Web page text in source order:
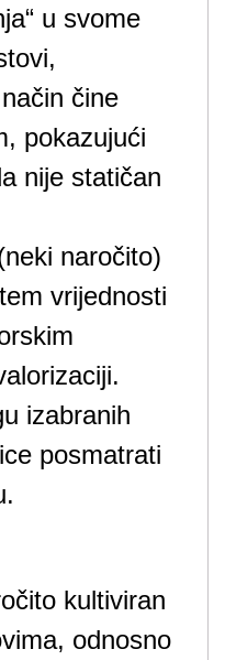
u svome
čine
pokazujući
nije statičan
naročito)
vrijednosti
izabranih
posmatrati
kultiviran
odnosno